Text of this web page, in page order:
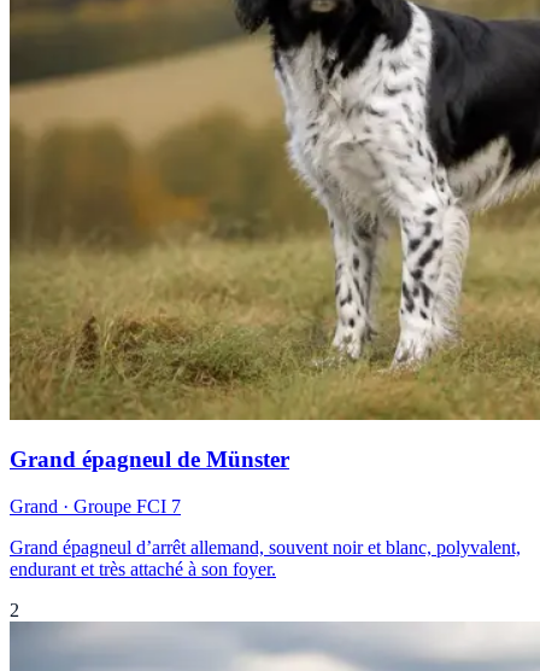
Grand épagneul de Münster
Grand · Groupe FCI 7
Grand épagneul d’arrêt allemand, souvent noir et blanc, polyvalent,
endurant et très attaché à son foyer.
2